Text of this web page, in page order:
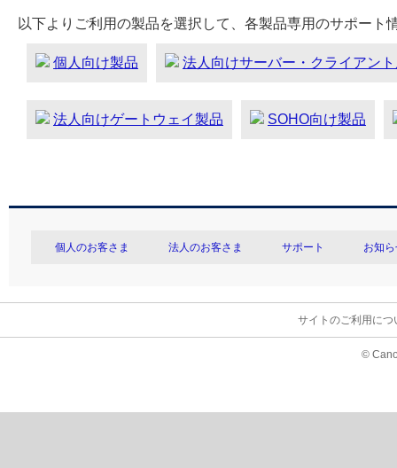
以下よりご利用の製品を選択して、各製品専用のサポート
個人向け製品 法人向けサーバー・クライアン
法人向けゲートウェイ製品 SOHO向け製品
個人のお客さま 法人のお客さま サポート お知
サイトのご利用につ
©